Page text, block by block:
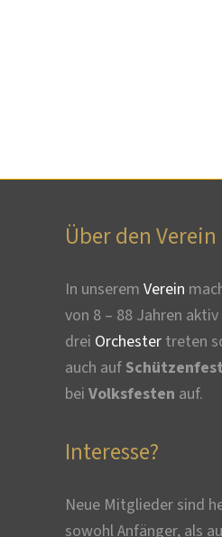
Über den Verein
In unserem Verein
von 8 – 88 Jahren
drei Orchester treten
auch auf
bei Volksfesten auf.
Interesse?
Neue Mitglieder sind
sowohl Anfänger, als